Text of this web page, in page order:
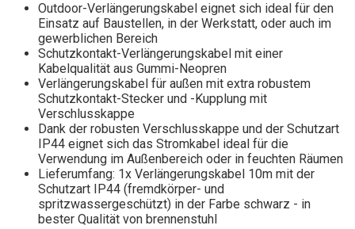
Outdoor-Verlängerungskabel eignet sich ideal für den
Einsatz auf Baustellen, in der Werkstatt, oder auch im
gewerblichen Bereich
Schutzkontakt-Verlängerungskabel mit einer
Kabelqualität aus Gummi-Neopren
Verlängerungskabel für außen mit extra robustem
Schutzkontakt-Stecker und -Kupplung mit
Verschlusskappe
Dank der robusten Verschlusskappe und der Schutzart
IP44 eignet sich das Stromkabel ideal für die
Verwendung im Außenbereich oder in feuchten Räumen
Lieferumfang: 1x Verlängerungskabel 10m mit der
Schutzart IP44 (fremdkörper- und
spritzwassergeschützt) in der Farbe schwarz - in
bester Qualität von brennenstuhl